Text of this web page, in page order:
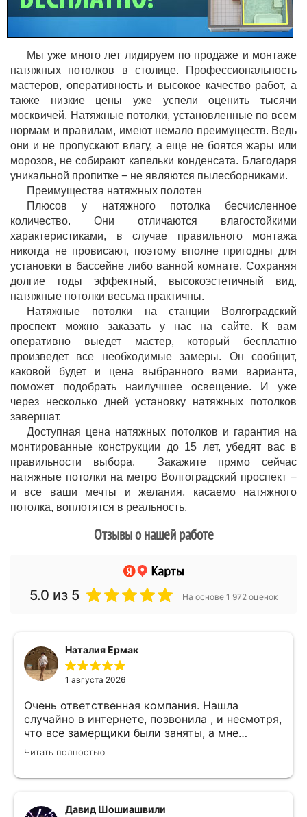
Мы уже много лет лидируем по продаже и монтаже
натяжных потолков в столице. Профессиональность
мастеров, оперативность и высокое качество работ, а
также низкие цены уже успели оценить тысячи
москвичей. Натяжные потолки, установленные по всем
нормам и правилам, имеют немало преимуществ. Ведь
они и не пропускают влагу, а еще не боятся жары или
морозов, не собирают капельки конденсата. Благодаря
уникальной пропитке − не являются пылесборниками.
Преимущества натяжных полотен
Плюсов у натяжного потолка бесчисленное
количество. Они отличаются влагостойкими
характеристиками, в случае правильного монтажа
никогда не провисают, поэтому вполне пригодны для
установки в бассейне либо ванной комнате. Сохраняя
долгие годы эффектный, высокоэстетичный вид,
натяжные потолки весьма практичны.
Натяжные потолки на станции Волгоградский
проспект можно заказать у нас на сайте. К вам
оперативно выедет мастер, который бесплатно
произведет все необходимые замеры. Он сообщит,
каковой будет и цена выбранного вами варианта,
поможет подобрать наилучшее освещение. И уже
через несколько дней установку натяжных потолков
завершат.
Доступная цена натяжных потолков и гарантия на
монтированные конструкции до 15 лет, убедят вас в
правильности выбора. Закажите прямо сейчас
натяжные потолки на метро Волгоградский проспект −
и все ваши мечты и желания, касаемо натяжного
потолка, воплотятся в реальность.
Отзывы о нашей работе
5.0 из 5 На основе 1 972 оценок
Наталия Ермак
1 августа 2026
Очень ответственная компания. Нашла
случайно в интернете, позвонила , и несмотря,
что все замерщики были заняты, а мне
улетать, очень оперативно помогли. Был
замерщик Денис, потрясающий парень, все
Читать полностью
Давид Шошиашвили